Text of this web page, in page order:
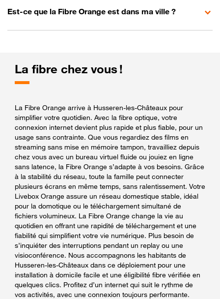
Est-ce que la Fibre Orange est dans ma ville ?
La fibre chez vous !
La Fibre Orange arrive à Husseren-les-Châteaux pour
simplifier votre quotidien. Avec la fibre optique, votre
connexion internet devient plus rapide et plus fiable, pour un
usage sans contrainte. Que vous regardiez des films en
streaming sans mise en mémoire tampon, travailliez depuis
chez vous avec un bureau virtuel fluide ou jouiez en ligne
sans latence, la Fibre Orange s’adapte à vos besoins. Grâce
à la stabilité du réseau, toute la famille peut connecter
plusieurs écrans en même temps, sans ralentissement. Votre
Livebox Orange assure un réseau domestique stable, idéal
pour la domotique ou le téléchargement simultané de
fichiers volumineux. La Fibre Orange change la vie au
quotidien en offrant une rapidité de téléchargement et une
fiabilité qui simplifient votre vie numérique. Plus besoin de
s’inquiéter des interruptions pendant un replay ou une
visioconférence. Nous accompagnons les habitants de
Husseren-les-Châteaux dans ce déploiement pour une
installation à domicile facile et une éligibilité fibre vérifiée en
quelques clics. Profitez d’un internet qui suit le rythme de
vos activités, avec une connexion toujours performante.